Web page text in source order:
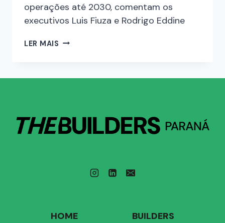
operações até 2030, comentam os
executivos Luis Fiuza e Rodrigo Eddine
LER MAIS
HOME BUILDERS